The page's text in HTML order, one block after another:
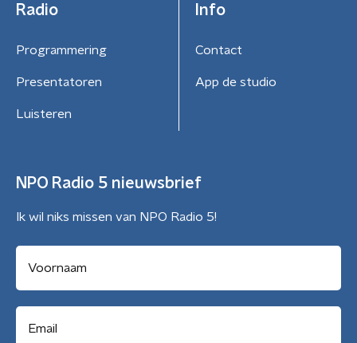
Radio
Programmering
Presentatoren
Luisteren
Info
Contact
App de studio
NPO Radio 5 nieuwsbrief
Ik wil niks missen van NPO Radio 5!